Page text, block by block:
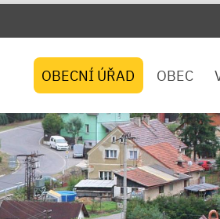
OBECNÍ ÚŘAD OBEC